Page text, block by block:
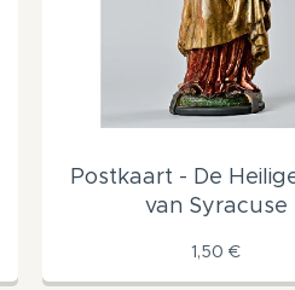
Postkaart - De
van Syracuse
1,50 €